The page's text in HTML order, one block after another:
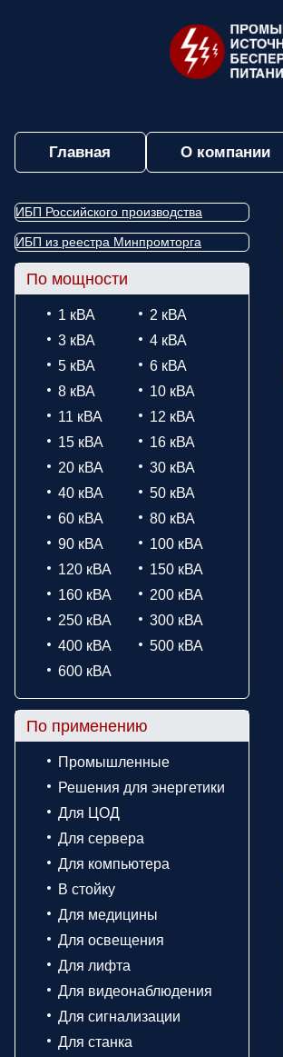
Главная О компании
ИБП Российского производства
ИБП из реестра Минпромторга
По мощности
1 кВА
2 кВА
3 кВА
4 кВА
5 кВА
6 кВА
8 кВА
10 кВА
11 кВА
12 кВА
15 кВА
16 кВА
20 кВА
30 кВА
40 кВА
50 кВА
60 кВА
80 кВА
90 кВА
100 кВА
120 кВА
150 кВА
160 кВА
200 кВА
250 кВА
300 кВА
400 кВА
500 кВА
600 кВА
По применению
Промышленные
Решения для энергетики
Для ЦОД
Для сервера
Для компьютера
В стойку
Для медицины
Для освещения
Для лифта
Для видеонаблюдения
Для сигнализации
Для станка